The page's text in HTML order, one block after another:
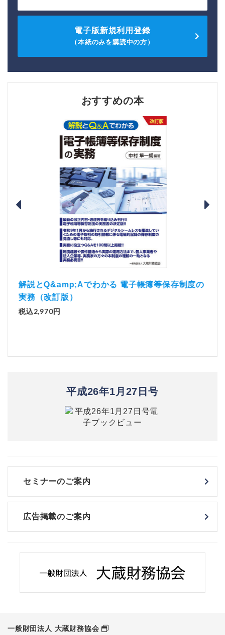
電子版新規利用登録
（本紙のみを購読中の方）
おすすめの本
解説とQ&amp;Aでわかる 電子帳簿等保存制度の
実務（改訂版）
税込2,970円
平成26年1月27日号
セミナーのご案内
広告掲載のご案内
一般財団法人 大蔵財務協会